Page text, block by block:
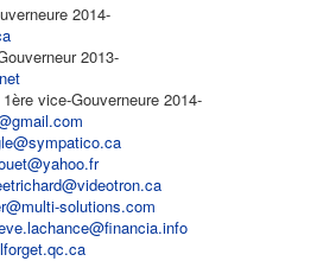
2014-
2013-
vice-Gouverneure 2014-
solutions.com